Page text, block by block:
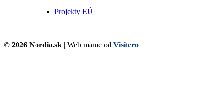
Projekty EÚ
© 2026 Nordia.sk | Web máme od Visitero